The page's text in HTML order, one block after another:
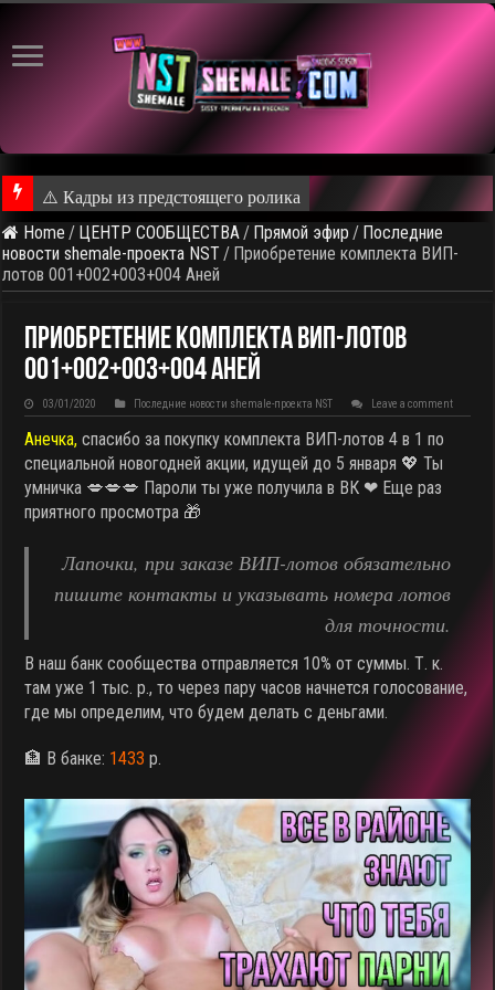
⚠️ Кадры из предстоящего ролика
Home / ЦЕНТР СООБЩЕСТВА / Прямой эфир / Последние
новости shemale-проекта NST / Приобретение комплекта ВИП-
лотов 001+002+003+004 Аней
Приобретение комплекта ВИП-лотов
001+002+003+004 Аней
03/01/2020 Последние новости shemale-проекта NST Leave a comment
Анечка, спасибо за покупку комплекта ВИП-лотов 4 в 1по
специальной новогодней акции, идущей до 5 января 💖 Ты
умничка 💋💋💋 Пароли ты уже получила в ВК ❤ Еще раз
приятного просмотра 🎁
Лапочки, при заказе ВИП-лотов обязательно
пишите контакты и указывать номера лотов
для точности.
В наш банк сообщества отправляется 10% от суммы. Т. к.
там уже 1 тыс. р., то через пару часов начнется голосование,
где мы определим, что будем делать с деньгами.
🏦 В банке: 1433р.